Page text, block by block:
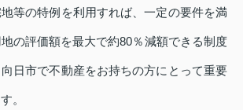
等の特例を利用すれば、一定の要件を満
の評価額を最大で約80％減額できる制度
日市で不動産をお持ちの方にとって重要
。